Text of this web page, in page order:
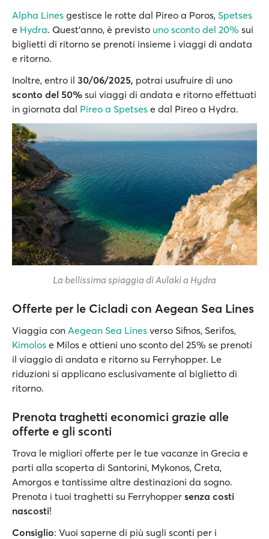
Alpha Lines gestisce le rotte dal Pireo a Poros, Spetses
e Hydra. Quest’anno, è previsto uno sconto del 20% sui
biglietti di ritorno se prenoti insieme i viaggi di andata
e ritorno.
Inoltre, entro il 30/06/2025, potrai usufruire di uno
sconto del 50% sui viaggi di andata e ritorno effettuati
in giornata dal Pireo a Spetses e dal Pireo a Hydra.
La bellissima spiaggia di Avlaki a Hydra
Offerte per le Cicladi con Aegean Sea Lines
Viaggia con Aegean Sea Lines verso Sifnos, Serifos,
Kimolos e Milos e ottieni uno sconto del 25% se prenoti
il viaggio di andata e ritorno su Ferryhopper. Le
riduzioni si applicano esclusivamente al biglietto di
ritorno.
Prenota traghetti economici grazie alle
offerte e gli sconti
Trova le migliori offerte per le tue vacanze in Grecia e
parti alla scoperta di Santorini, Mykonos, Creta,
Amorgos e tantissime altre destinazioni da sogno.
Prenota i tuoi traghetti su Ferryhopper senza costi
nascosti!
Consiglio: Vuoi saperne di più sugli sconti per i